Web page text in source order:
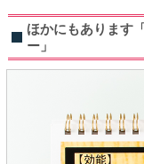
ほかにもあります
ー」